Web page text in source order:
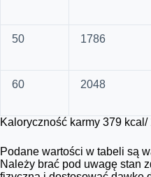
50 1786
60 2048
Kaloryczność karmy 379 kcal/
Podane wartości w tabeli są
Należy brać pod uwagę stan